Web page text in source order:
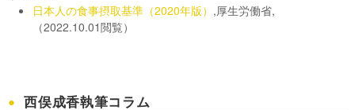
日本人の食事摂取基準（2020年版） ,厚生労働省,
（2022.10.01閲覧）
西俣成香執筆コラム